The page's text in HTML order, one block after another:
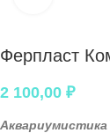
Ферпласт
2 100,00 ₽